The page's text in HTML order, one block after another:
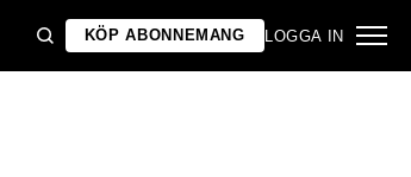
KÖP ABONNEMANG LOGGA IN